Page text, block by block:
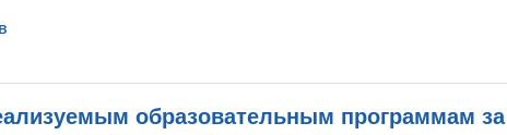
образовательным программам за